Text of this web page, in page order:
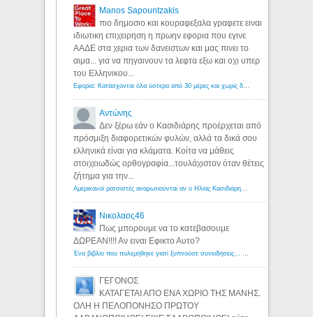
Manos Sapountzakis
πιο δημοσιο και κουραφεξαλα γραφετε ειναι
ιδιωτικη επιχειρηση η πρωην εφορια που εγινε
ΑΑΔΕ στα χερια των δανειστων και μας πινει το
αιμα... για να πηγαινουν τα λεφτα εξω και οχι υπερ
του Ελληνικου...
Αντώνης
Δεν ξέρω εάν ο Κασιδιάρης προέρχεται από
πρόσμιξη διαφορετικών φυλών, αλλά τα δικά σου
ελληνικά είναι για κλάματα. Κοίτα να μάθεις
στοιχειωδώς ορθογραφία...τουλάχιστον όταν θέτεις
ζήτημα για την...
Νικολαος46
Πως μπορουμε να το κατεβασουμε
ΔΩΡΕΑΝ!!!! Αν ειναι Εφικτο Αυτο?
ΓΕΓΟΝΟΣ
ΚΑΤΑΓΕΤΑΙ ΑΠΟ ΕΝΑ ΧΩΡΙΟ ΤΗΣ ΜΑΝΗΣ.
ΟΛΗ Η ΠΕΛΟΠΟΝΗΣΟ ΠΡΩΤΟΥ